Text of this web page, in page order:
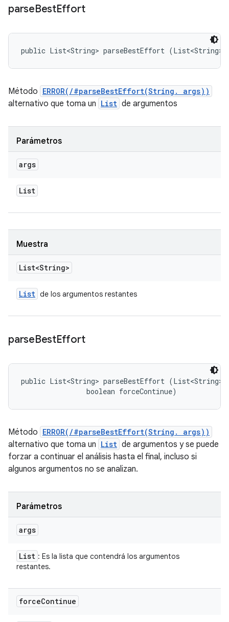
parseBestEffort
public List<String> parseBestEffort (List<String>
Método ERROR(/#parseBestEffort(String. args))
alternativo que toma un List de argumentos
Parámetros
args
List
Muestra
List<String>
List de los argumentos restantes
parseBestEffort
public List<String> parseBestEffort
                boolean forceContinue)
Método ERROR(/#parseBestEffort(String. args))
alternativo que toma un List de argumentos y se puede
forzar a continuar el análisis hasta el final, incluso si
algunos argumentos no se analizan.
Parámetros
args
List : Es la lista que contendrá los argumentos
restantes.
forceContinue